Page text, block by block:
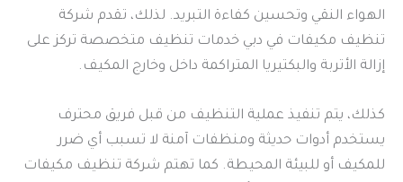
الهواء النقي وتحسين كفاءة التبريد. لذلك، تقدم شركة
تنظيف مكيفات في دبي خدمات تنظيف متخصصة تركز على
إزالة الأتربة والبكتيريا المتراكمة داخل وخارج المكيف.
كذلك، يتم تنفيذ عملية التنظيف من قبل فريق محترف
يستخدم أدوات حديثة ومنظفات آمنة لا تسبب أي ضرر
للمكيف أو للبيئة المحيطة. كما تهتم شركة تنظيف مكيفات